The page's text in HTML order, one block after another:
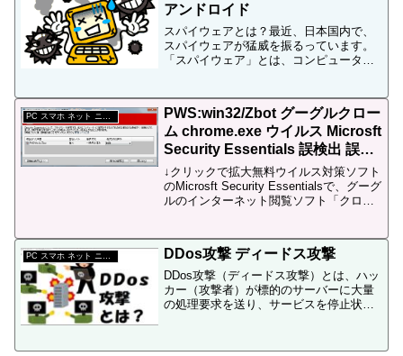
アンドロイド
スパイウェアとは？最近、日本国内で、
スパイウェアが猛威を振るっています。
「スパイウェア」とは、コンピューター
ばれています。スパイウェアの様なコン
ピューターウイルスは、悪...
PWS:win32/Zbot グーグルクロー
ム chrome.exe ウイルス Microsft
Security Essentials 誤検出 誤判
定
↓クリックで拡大無料ウイルス対策ソフト
のMicrosft Security Essentialsで、グーグ
ルのインターネット閲覧ソフト「クロー
Es...
PC スマホ ネット ニュース DDos攻撃 ディードス攻撃
DDos攻撃（ディードス攻撃）とは、ハッ
カー（攻撃者）が標的のサーバーに大量
の処理要求を送り、サービスを停止状態